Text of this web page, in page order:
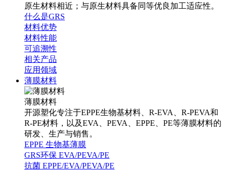
原生材料相近；与原生材料具备同等优良加工适应性。
什么是GRS
材料优势
材料性能
可追溯性
相关产品
应用领域
薄膜材料
薄膜材料
开源塑化专注于EPPE生物基材料、R-EVA、R-PEVA和
R-PE材料，以及EVA、PEVA、EPPE、PE等薄膜材料的
研发、生产与销售。
EPPE 生物基薄膜
GRS环保 EVA/PEVA/PE
抗菌 EPPE/EVA/PEVA/PE